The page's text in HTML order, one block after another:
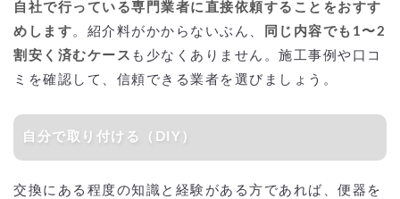
自社で行っている専門業者に直接依頼することをおすす
めします。紹介料がかからないぶん、
同じ内容でも1〜2
割安く済むケース も少なくありません。施工事例や口コ
ミを確認して、信頼できる業者を選びましょう。
自分で取り付ける（DIY）
交換にある程度の知識と経験がある方であれば、便器を